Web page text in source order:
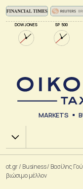
DOW JONES SP 500
MARKETS
Χ.Α.
ot.gr/ Business/ Βασίλης
βιώσιμο μέλλον